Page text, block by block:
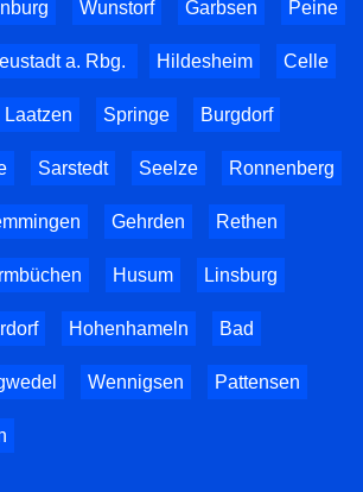
Wunstorf Garbsen Peine
a. Rbg. Hildesheim Celle
Laatzen Springe Burgdorf
Sarstedt Seelze Ronnenberg
Gehrden Rethen
Husum Linsburg
Hohenhameln Bad
Wennigsen Pattensen